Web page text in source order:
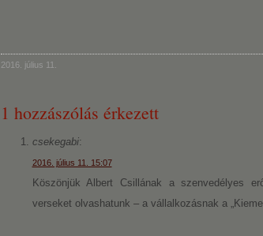
2016. július 11.
1 hozzászólás érkezett
csekegabi:
2016. július 11. 15:07
Köszönjük Albert Csillának a szenvedélyes
verseket olvashatunk – a vállalkozásnak a